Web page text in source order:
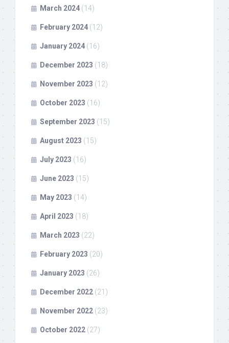
March 2024 (14)
February 2024 (12)
January 2024 (16)
December 2023 (18)
November 2023 (12)
October 2023 (16)
September 2023 (15)
August 2023 (15)
July 2023 (16)
June 2023 (15)
May 2023 (14)
April 2023 (18)
March 2023 (22)
February 2023 (20)
January 2023 (26)
December 2022 (21)
November 2022 (23)
October 2022 (27)